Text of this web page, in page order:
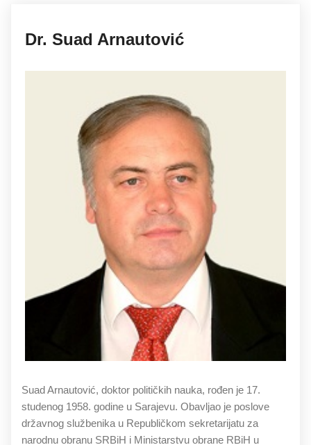
Dr. Suad Arnautović
Suad Arnautović, doktor političkih nauka, rođen je 17.
studenog 1958. godine u Sarajevu. Obavljao je poslove
državnog službenika u Republičkom sekretarijatu za
narodnu obranu SRBiH i Ministarstvu obrane RBiH u